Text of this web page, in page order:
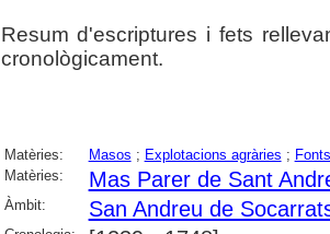
Resum d'escriptures i fets
cronològicament.
Matèries: Masos ; Explotacions agràries ;
Matèries:
Mas Parer de Sant
Àmbit: San Andreu de